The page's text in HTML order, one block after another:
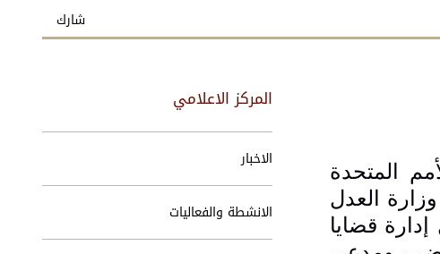
شارك
المتحدة
العدل
قضايا
المركز الاعلامي
الاخبار
الانشطة والفعاليات